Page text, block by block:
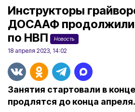
Инструкторы
ДОСААФ продолжили
по НВП
Новость
18 апреля 2023, 14:02
Занятия стартовали в
продлятся до конца апреля.